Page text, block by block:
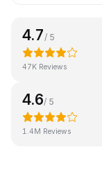
4.7 / 5
47K Reviews
4.6/ 5
1.4M Reviews